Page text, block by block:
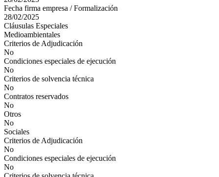
Fecha firma empresa / Formalización
28/02/2025
Cláusulas Especiales
Medioambientales
Criterios de Adjudicación
No
Condiciones especiales de ejecución
No
Criterios de solvencia técnica
No
Contratos reservados
No
Otros
No
Sociales
Criterios de Adjudicación
No
Condiciones especiales de ejecución
No